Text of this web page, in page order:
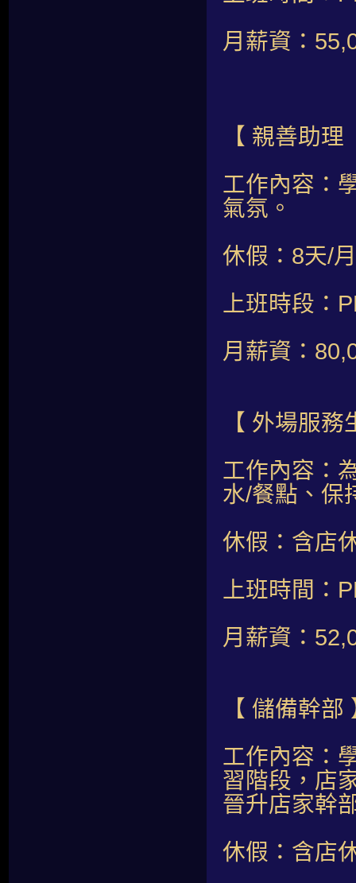
月薪資：
【 親善助
工作內容：
氣氛。
休假：8天/月
上班時段：
月薪資：
【 外場服務
工作內容：
水/餐點、保
休假：含店
上班時間：
月薪資：
【 儲備幹部
工作內容：
習階段，店
晉升店家幹
休假：含店